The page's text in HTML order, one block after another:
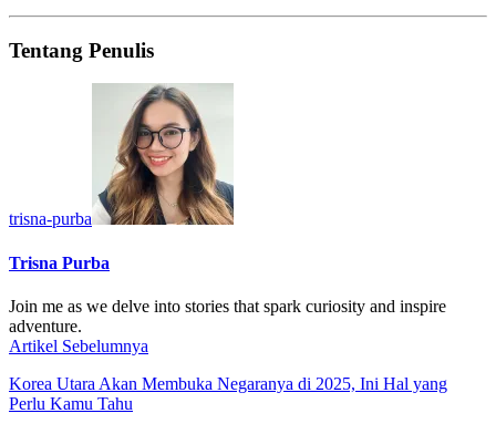
Tentang Penulis
trisna-purba
Trisna Purba
Join me as we delve into stories that spark curiosity and inspire
adventure.
Artikel Sebelumnya
Korea Utara Akan Membuka Negaranya di 2025, Ini Hal yang
Perlu Kamu Tahu